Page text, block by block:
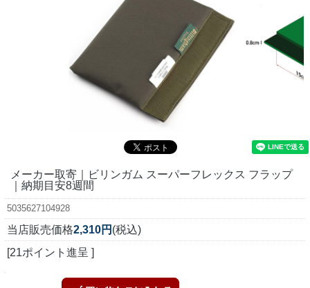
メーカー取寄｜ビリンガム スーパーフレックス フラップ
｜納期目安8週間
5035627104928
当店販売価格2,310円 (税込)
[21ポイント進呈 ]